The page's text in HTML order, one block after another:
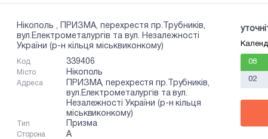
Нікополь , ПРИЗМА, перехрестя пр.Трубників,
вул.Електрометалургів та вул. Незалежності
України (р-н кільця міськвиконкому)
Код 339406
Місто Нікополь
Адреса
ПРИЗМА, перехрестя пр.Трубників,
вул.Електрометалургів та вул.
Незалежності України (р-н кільця
міськвиконкому)
Тип Призма
Сторона A
08
02